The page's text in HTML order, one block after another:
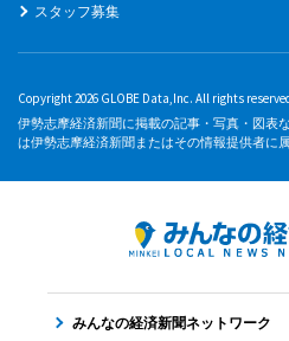
スタッフ募集
Copyright 2026 GLOBE Data,Inc. All rights
伊勢志摩経済新聞に掲載の記事・写真・図表
は伊勢志摩経済新聞またはその情報提供者に属
みんなの経済新聞ネットワーク